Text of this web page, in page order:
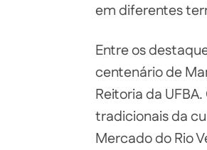
em diferentes
Entre os
centenário de
Reitoria da
tradicionais da
Mercado do Rio